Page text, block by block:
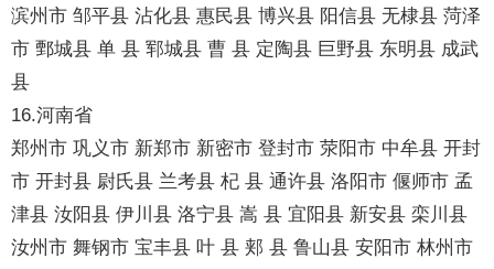
滨州市 邹平县 沾化县 惠民县 博兴县 阳信县 无棣县 菏泽
市 鄄城县 单 县 郓城县 曹 县 定陶县 巨野县 东明县 成武
县
16.河南省
郑州市 巩义市 新郑市 新密市 登封市 荥阳市 中牟县 开封
市 开封县 尉氏县 兰考县 杞 县 通许县 洛阳市 偃师市 孟
津县 汝阳县 伊川县 洛宁县 嵩 县 宜阳县 新安县 栾川县
汝州市 舞钢市 宝丰县 叶 县 郏 县 鲁山县 安阳市 林州市